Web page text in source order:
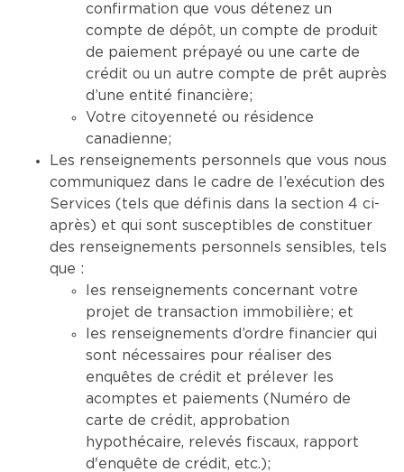
confirmation que vous détenez un
compte de dépôt, un compte de produit
de paiement prépayé ou une carte de
crédit ou un autre compte de prêt auprès
d’une entité financière;
Votre citoyenneté ou résidence
canadienne;
Les renseignements personnels que vous nous
communiquez dans le cadre de l’exécution des
Services (tels que définis dans la section 4 ci-
après) et qui sont susceptibles de constituer
des renseignements personnels sensibles, tels
que :
les renseignements concernant votre
projet de transaction immobilière; et
les renseignements d’ordre financier qui
sont nécessaires pour réaliser des
enquêtes de crédit et prélever les
acomptes et paiements (Numéro de
carte de crédit, approbation
hypothécaire, relevés fiscaux, rapport
d'enquête de crédit, etc.);